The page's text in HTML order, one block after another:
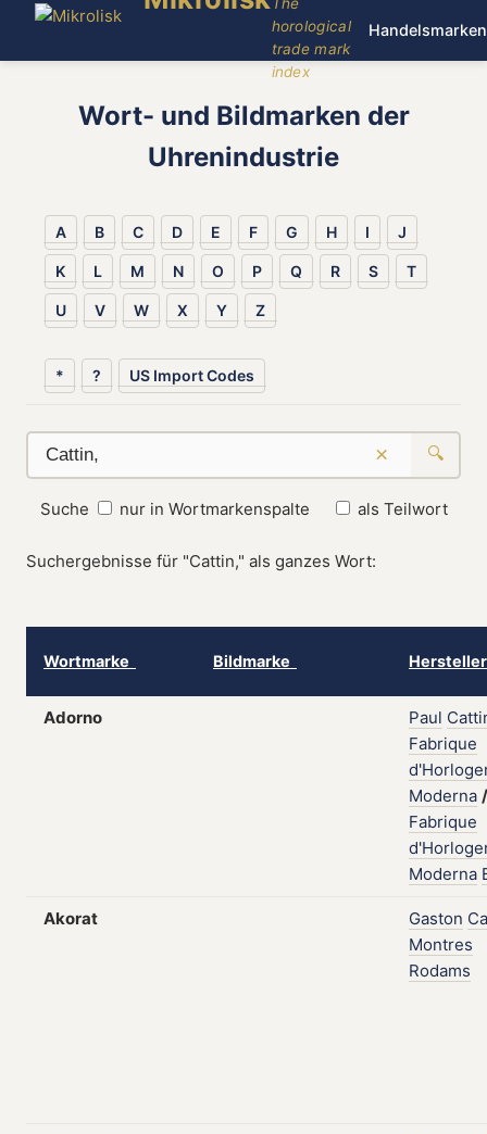
horological
trade mark
index
Handelsmarken
Wort- und Bildmarken der
Uhrenindustrie
A B C D E F G H I J
K L M N O P Q R S T
U V W X Y Z
* ? US Import Codes
× 🔍
Suche nur in Wortmarkenspalte als Teilwort
Suchergebnisse für "Cattin," als ganzes Wort:
Wortmarke Bildmarke
Adorno Paul
Fabrique
Moderna /
Fabrique
Moderna
Akorat Gaston
Montres
Rodams